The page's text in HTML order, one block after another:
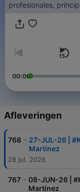
profesionales,
00:00
Afleveringen
768 - 27-JUL-26 |
Martínez
28 jul. 2026
767 - 08-JUN-26 |
Martínez